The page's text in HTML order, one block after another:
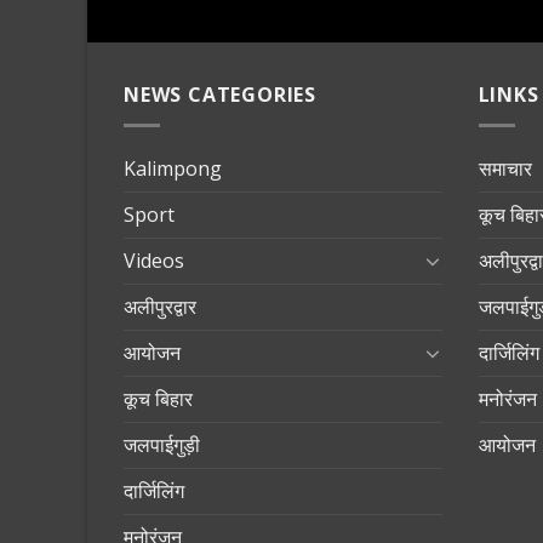
NEWS CATEGORIES
Kalimpong
Sport
Videos
अलीपुरद्वार
आयोजन
कूच बिहार
जलपाईगुड़ी
दार्जिलिंग
मनोरंजन
LINKS
समाचार
कूच
दार्जिलिंग
मनोरंजन
आयोजन